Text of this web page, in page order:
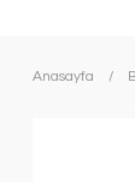
Anasayfa